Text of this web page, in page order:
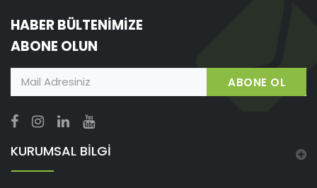
HABER BÜLTENİMİZE
ABONE OLUN
ABONE OL
KURUMSAL BİLGİ